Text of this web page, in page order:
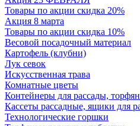
Товары по акции скидка 20%
Акция 8 марта
Товары по акции скидка 10%
Весовой посадочный материал
Картофель (клубни)
Лук севок
Искусственная трава
Комнатные цветы
Контейнеры для рассады,
Кассеты рассадные, ящики для
Технологические горшки